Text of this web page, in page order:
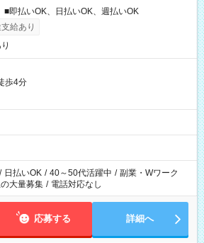
即払いOK、日払いOK、週払いOK
給あり
歩4分
/ 日払いOK / 40～50代活躍中 / 副業・Wワーク
大量募集 / 電話対応なし
応募する 詳細へ